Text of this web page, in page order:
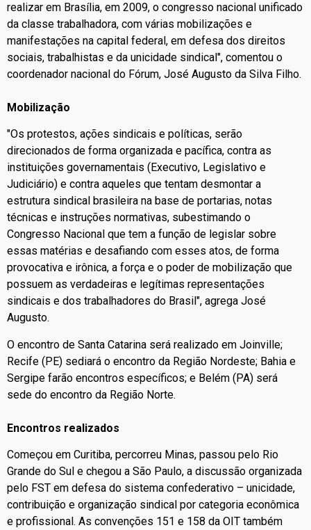
realizar em Brasília, em 2009, o congresso nacional unificado
da classe trabalhadora, com várias mobilizações e
manifestações na capital federal, em defesa dos direitos
sociais, trabalhistas e da unicidade sindical", comentou o
coordenador nacional do Fórum, José Augusto da Silva Filho.
Mobilização
"Os protestos, ações sindicais e políticas, serão
direcionados de forma organizada e pacífica, contra as
instituições governamentais (Executivo, Legislativo e
Judiciário) e contra aqueles que tentam desmontar a
estrutura sindical brasileira na base de portarias, notas
técnicas e instruções normativas, subestimando o
Congresso Nacional que tem a função de legislar sobre
essas matérias e desafiando com esses atos, de forma
provocativa e irônica, a força e o poder de mobilização que
possuem as verdadeiras e legítimas representações
sindicais e dos trabalhadores do Brasil", agrega José
Augusto.
O encontro de Santa Catarina será realizado em Joinville;
Recife (PE) sediará o encontro da Região Nordeste; Bahia e
Sergipe farão encontros específicos; e Belém (PA) será
sede do encontro da Região Norte.
Encontros realizados
Começou em Curitiba, percorreu Minas, passou pelo Rio
Grande do Sul e chegou a São Paulo, a discussão organizada
pelo FST em defesa do sistema confederativo – unicidade,
contribuição e organização sindical por categoria econômica
e profissional. As convenções 151 e 158 da OIT também